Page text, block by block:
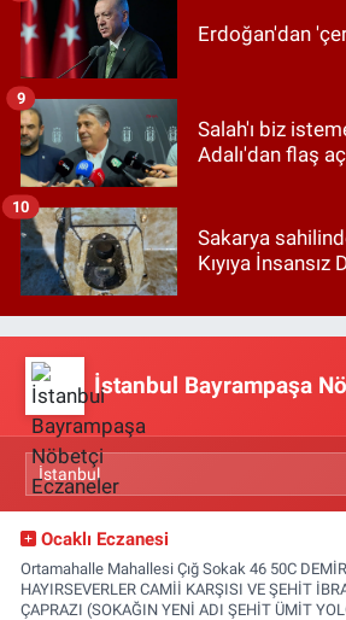
Erdoğan'dan
Salah'ı biz
Adalı'dan flaş
9
Sakarya
Kıyıya İnsansız
10
İstanbul Bayrampaşa
Ocaklı Eczanesi
Ortamahalle Mahallesi Çığ Sokak 46 50C
HAYIRSEVERLER CAMİİ KARŞISI VE ŞEHİT
ÇAPRAZI (SOKAĞIN YENİ ADI ŞEHİT ÜMİT